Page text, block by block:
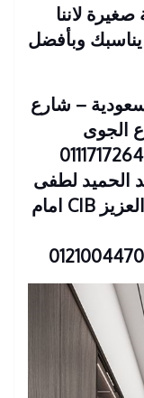
لاننا
وبأفضل
السعودية – شارع
الجوى
23 شارع عبد الحميد لطفى
– متفرع من البطل احمد عبد العزيز CIB امام